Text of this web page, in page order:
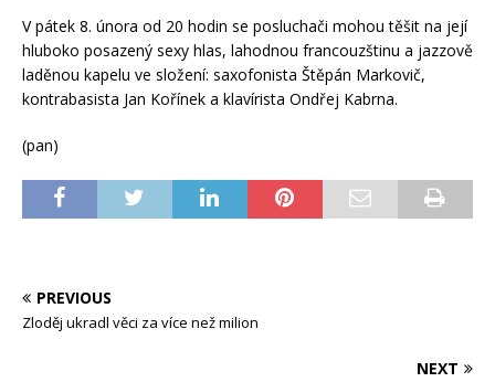
V pátek 8. února od 20 hodin se posluchači mohou těšit na její
hluboko posazený sexy hlas, lahodnou francouzštinu a jazzově
laděnou kapelu ve složení: saxofonista Štěpán Markovič,
kontrabasista Jan Kořínek a klavírista Ondřej Kabrna.
(pan)
PREVIOUS
Zloděj ukradl věci za více než milion
NEXT